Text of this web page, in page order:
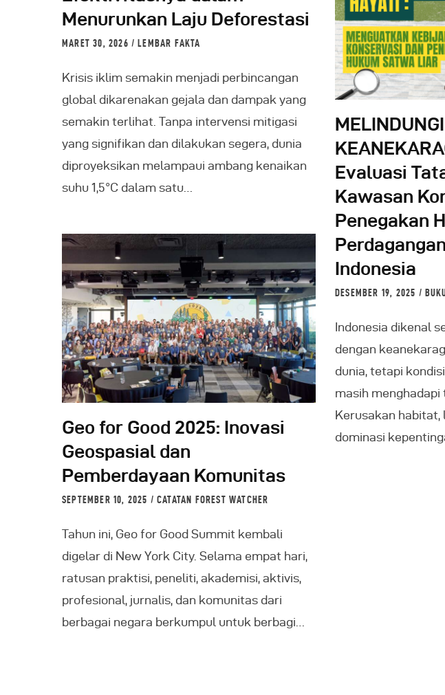
Menurunkan Laju Deforestasi
MARET 30, 2026 LEMBAR FAKTA
Krisis iklim semakin menjadi perbincangan
global dikarenakan gejala dan dampak yang
semakin terlihat. Tanpa intervensi mitigasi
yang signifikan dan dilakukan segera, dunia
diproyeksikan melampaui ambang kenaikan
suhu 1,5°C dalam satu…
MELINDUNGI
Evaluasi
Kawasan
Penegakan
Indonesia
DESEMBER 19, 2025
Indonesia dikenal
dengan
dunia, tetapi
masih menghadapi
Kerusakan habitat,
dominasi
Geo for Good 2025: Inovasi
Geospasial dan
Pemberdayaan Komunitas
SEPTEMBER 10, 2025 CATATAN FOREST WATCHER
Tahun ini, Geo for Good Summit kembali
digelar di New York City. Selama empat hari,
ratusan praktisi, peneliti, akademisi, aktivis,
profesional, jurnalis, dan komunitas dari
berbagai negara berkumpul untuk berbagi…